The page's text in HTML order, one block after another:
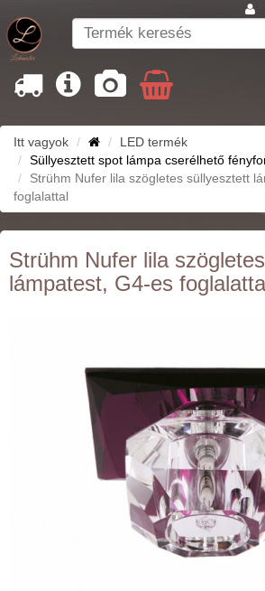
Itt vagyok
LED termék
Süllyesztett spot lámpa cserélhető
Strühm Nufer lila szögletes süllyesztett
foglalattal
Strühm Nufer lila
lámpatest, G4-es